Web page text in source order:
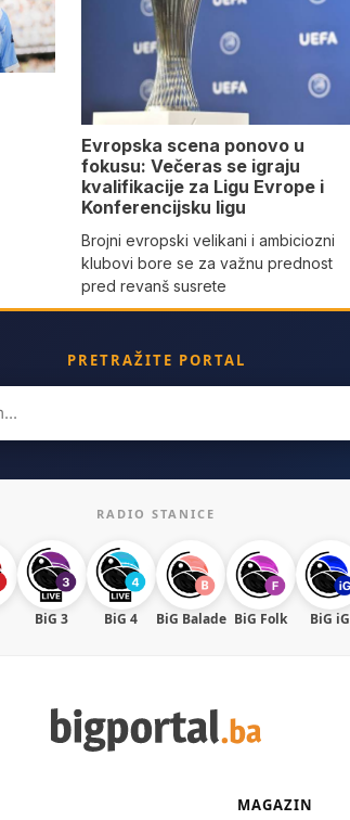
Evropska scena ponovo u
fokusu: Večeras se igraju
kvalifikacije za Ligu Evrope i
Konferencijsku ligu
Brojni evropski velikani i ambiciozni
klubovi bore se za važnu prednost
pred revanš susrete
PRETRAŽITE PORTAL
RADIO STANICE
BiG 3 BiG 4 BiG Balade BiG Folk BiG iG
MAGAZIN